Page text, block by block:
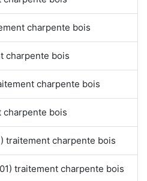
charpente bois
charpente bois
charpente bois
charpente bois
traitement charpente bois
traitement charpente bois